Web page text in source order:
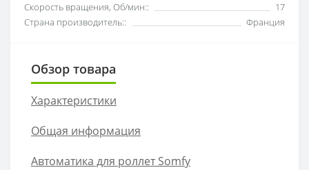
Скорость вращения, Об/мин::
17
Страна производитель::
Франция
Обзор товара
Характеристики
Общая информация
Автоматика для роллет Somfy